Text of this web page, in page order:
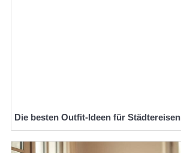
Die besten Outfit-Ideen für Städtereisen